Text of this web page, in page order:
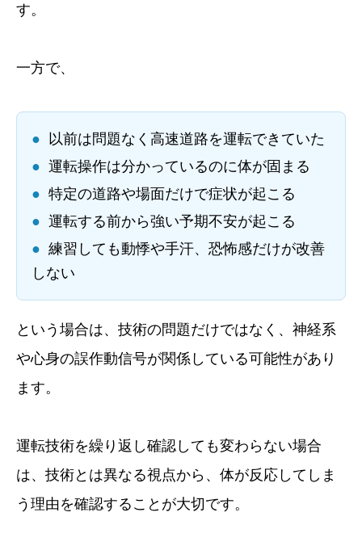
す。
一方で、
●
以前は問題なく高速道路を運転できていた
● 運転操作は分かっているのに体が固まる
● 特定の道路や場面だけで症状が起こる
● 運転する前から強い予期不安が起こる
● 練習しても動悸や手汗、恐怖感だけが改善
しない
という場合は、技術の問題だけではなく、神経系
や心身の誤作動信号が関係している可能性があり
ます。
運転技術を繰り返し確認しても変わらない場合
は、技術とは異なる視点から、体が反応してしま
う理由を確認することが大切です。